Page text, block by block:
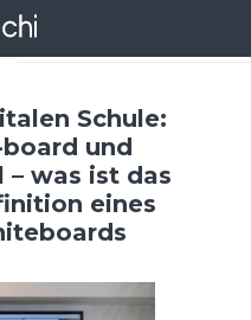
Schule:
und
was ist das
eines